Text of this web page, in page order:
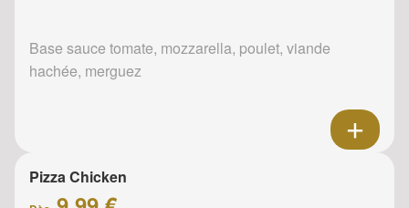
Base sauce tomate, mozzarella, poulet, viande
hachée, merguez
Pizza Chicken